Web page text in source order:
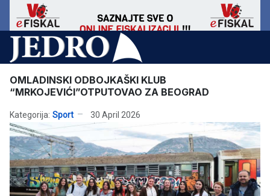
OMLADINSKI ODBOJKAŠKI KLUB
“MRKOJEVIĆI”OTPUTOVAO ZA BEOGRAD
Kategorija: Sport 30 April 2026